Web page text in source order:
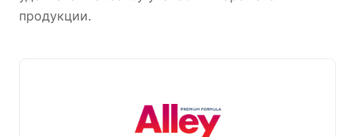
продукции.